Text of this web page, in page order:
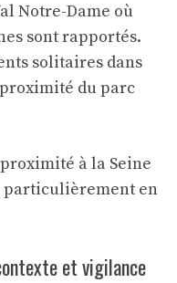
Notre-Dame où
sont rapportés.
solitaires dans
du parc
à la Seine
en
et vigilance